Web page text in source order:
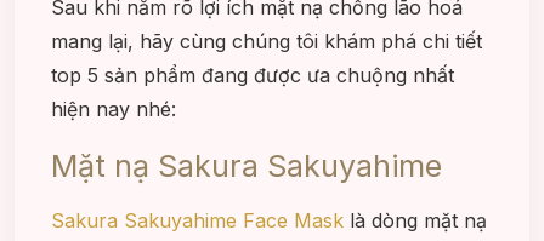
Sau khi nắm rõ lợi ích mặt nạ chống lão hoá
mang lại, hãy cùng chúng tôi khám phá chi tiết
top 5 sản phẩm đang được ưa chuộng nhất
hiện nay nhé:
Mặt nạ Sakura Sakuyahime
Sakura Sakuyahime Face Mask là dòng mặt nạ